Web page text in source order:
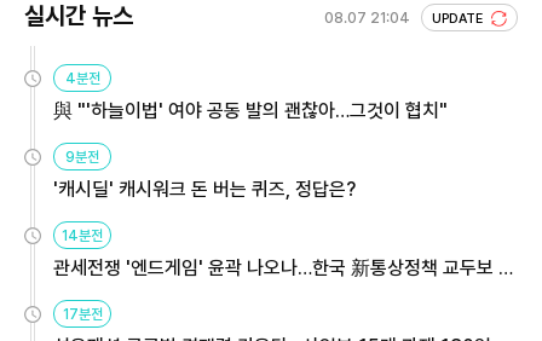
실시간 뉴스 08.07 21:04 UPDATE
4분전
與 "'하늘이법' 여야 공동 발의 괜찮아…그것이 협치"
9분전
'캐시딜' 캐시워크 돈 버는 퀴즈, 정답은?
14분전
관세전쟁 '엔드게임' 윤곽 나오나…한국 新통상정책 교두보 활
용해야
17분전